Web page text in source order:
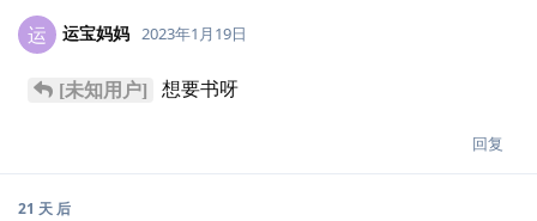
运 运宝妈妈 2023年1月19日
[未知用户] 想要书呀
回复
21 天后